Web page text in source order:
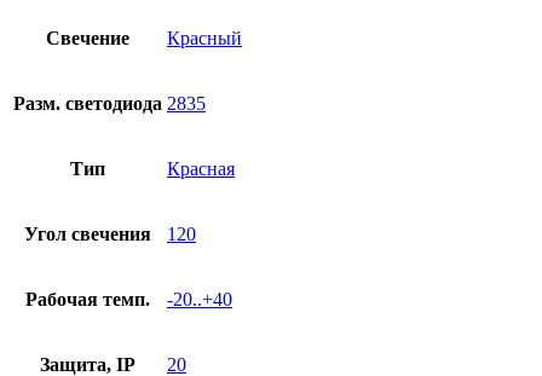
Свечение Красный
Разм. светодиода 2835
Тип Красная
Угол свечения 120
Рабочая темп. -20..+40
Защита, IP 20